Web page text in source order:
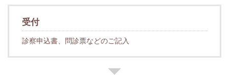
受付
診察申込書、問診票などのご記入